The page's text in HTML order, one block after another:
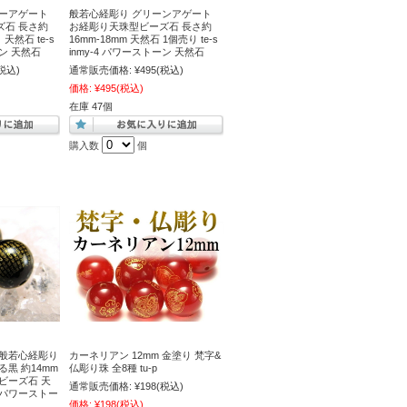
アゲート
石 長さ約
天然石 te-s
天然石
込)
般若心経彫り グリーンアゲート
お経彫り天珠型ビーズ石 長さ約
16mm-18mm 天然石 1個売り te-s
inmy-4 パワーストーン 天然石
通常販売価格: ¥495(税込)
価格: ¥495(税込)
在庫 47個
購入数 個
若心経彫り
黒 約14mm
ーズ石 天
ワーストー
カーネリアン 12mm 金塗り 梵字&
仏彫り珠 全8種 tu-p
通常販売価格: ¥198(税込)
価格: ¥198(税込)